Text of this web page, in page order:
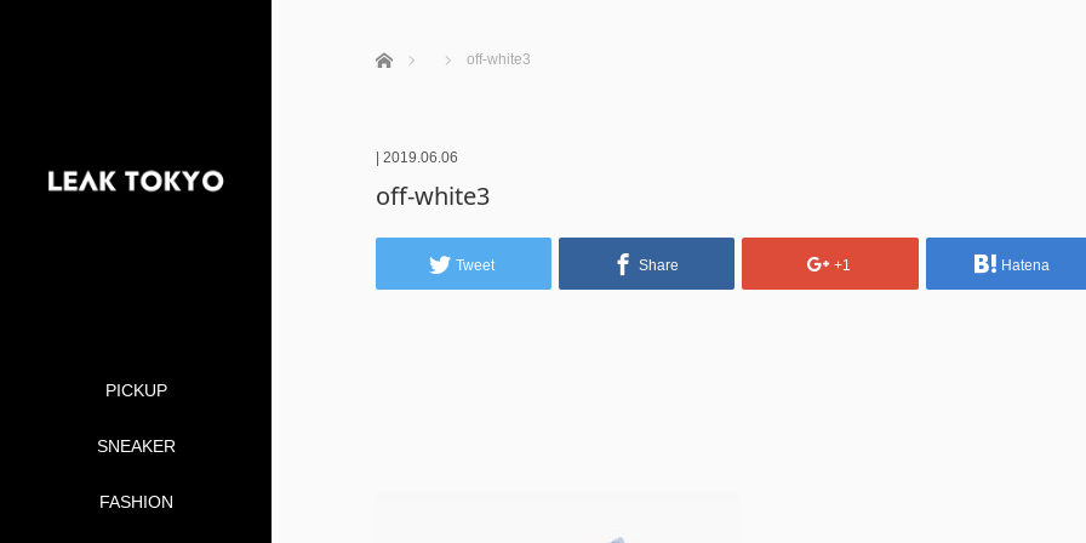
PICKUP
SNEAKER
FASHION
ホーム off-white3
2019.06.06
off-white3
Tweet Share +1 Hatena